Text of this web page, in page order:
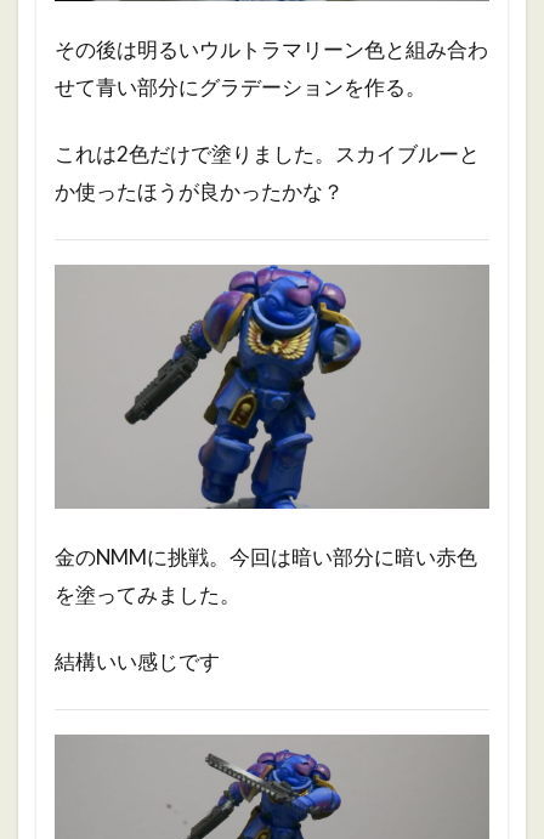
その後は明るいウルトラマリーン色と組み合わ
せて青い部分にグラデーションを作る。
これは2色だけで塗りました。スカイブルーと
か使ったほうが良かったかな？
金のNMMに挑戦。今回は暗い部分に暗い赤色
を塗ってみました。
結構いい感じです